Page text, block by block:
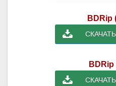
BDRip
BDRip